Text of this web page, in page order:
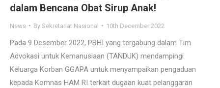
dalam Bencana Obat Sirup Anak!
News By Sekretariat Nasional 10th December 2022
Pada 9 Desember 2022, PBHI yang tergabung dalam Tim
Advokasi untuk Kemanusiaan (TANDUK) mendampingi
Keluarga Korban GGAPA untuk menyampaikan pengaduan
kepada Komnas HAM RI terkait dugaan kuat pelanggaran